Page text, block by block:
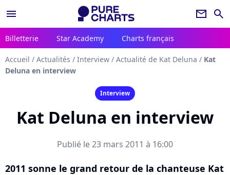
menu newsletter search
Billetterie Star Academy Charts français
Accueil / Actualités / Interview / Actualité de Kat Deluna / Kat
Deluna en interview
Interview
Kat Deluna en interview
Publié le 23 mars 2011 à 16:00
2011 sonne le grand retour de la chanteuse Kat